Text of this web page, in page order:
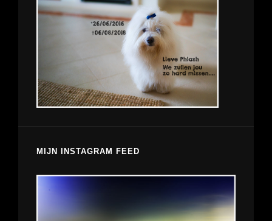
MIJN INSTAGRAM FEED